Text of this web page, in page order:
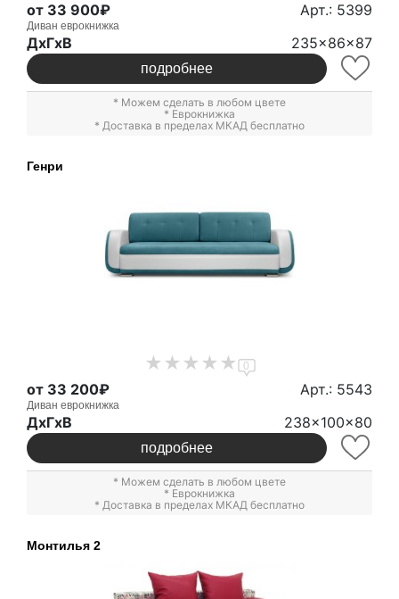
от 33 900₽ Арт.: 5399
Диван еврокнижка
ДxГxВ 235x86x87
подробнее
* Можем сделать в любом цвете
* Еврокнижка
* Доставка в пределах МКАД бесплатно
Генри
0
от 33 200₽ Арт.: 5543
Диван еврокнижка
ДxГxВ 238x100x80
подробнее
* Можем сделать в любом цвете
* Еврокнижка
* Доставка в пределах МКАД бесплатно
Монтилья 2